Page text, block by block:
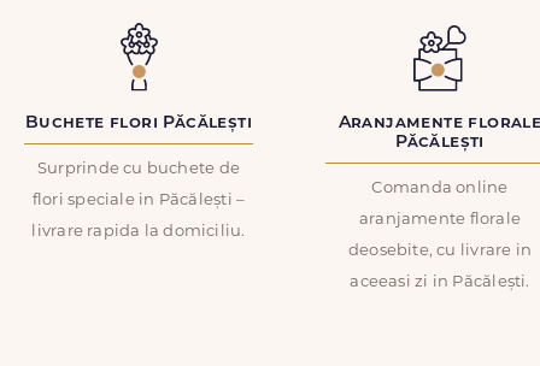
Buchete flori Păcălești
Surprinde cu buchete de
flori speciale in Păcălești –
livrare rapida la domiciliu.
Aranjamente
Păcălești
Comanda online
aranjamente florale
deosebite, cu livrare in
aceeasi zi in Păcălești.